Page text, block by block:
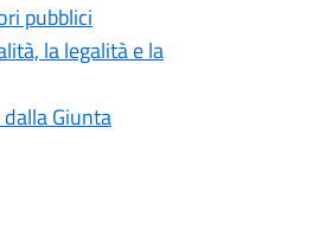
pubblici
la legalità e la
Giunta